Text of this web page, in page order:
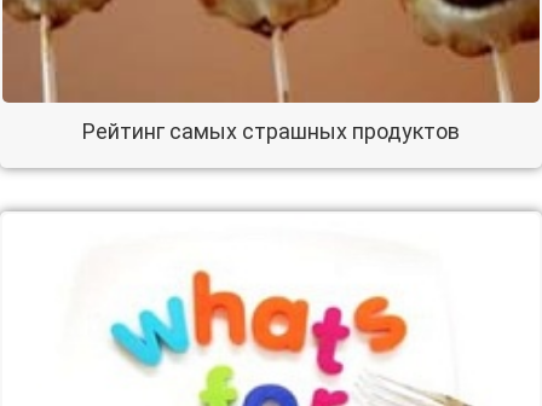
Рейтинг самых страшных продуктов